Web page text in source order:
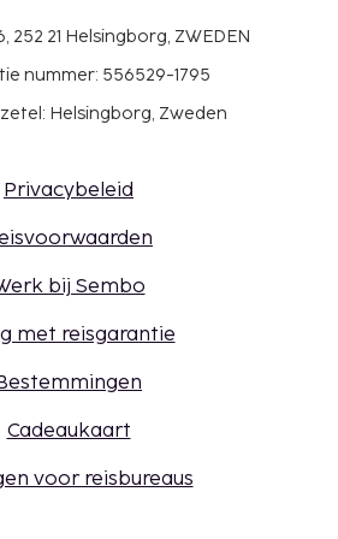
252 21 Helsingborg, ZWEDEN
nummer: 556529-1795
Helsingborg, Zweden
Privacybeleid
bij Sembo
met reisgarantie
Cadeaukaart
voor reisbureaus